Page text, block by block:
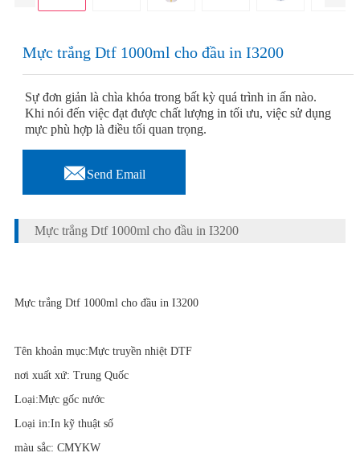
Mực trắng Dtf 1000ml cho đầu in I3200
Sự đơn giản là chìa khóa trong bất kỳ quá trình in ấn nào.
Khi nói đến việc đạt được chất lượng in tối ưu, việc sử dụng
mực phù hợp là điều tối quan trọng.
Send Email
Mực trắng Dtf 1000ml cho đầu in I3200
Mực trắng Dtf 1000ml cho đầu in I3200
Tên khoản mục:Mực truyền nhiệt DTF
nơi xuất xứ: Trung Quốc
Loại:Mực gốc nước
Loại in:In kỹ thuật số
màu sắc: CMYKW